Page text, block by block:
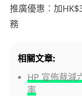
推廣優惠︰加
務
相關文章:
HP 宣佈裁
率